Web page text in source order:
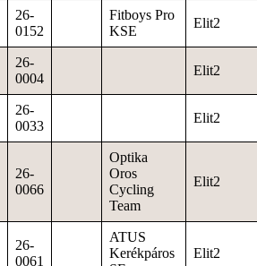
26-
0152
Fitboys Pro
KSE
Elit2
26-
0004
Elit2
26-
0033
Elit2
26-
0066
Optika
Oros
Cycling
Team
Elit2
26-
0061
ATUS
Kerékpáros
Elit2